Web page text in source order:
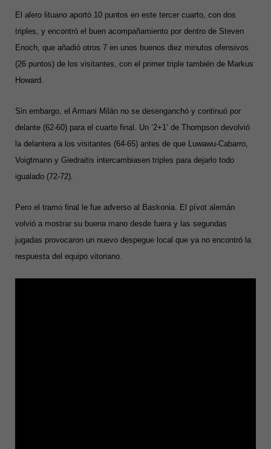
El alero lituano aportó 10 puntos en este tercer cuarto, con dos
triples, y encontró el buen acompañamiento por dentro de Steven
Enoch, que añadió otros 7 en unos buenos diez minutos ofensivos
(26 puntos) de los visitantes, con el primer triple también de Markus
Howard.
Sin embargo, el Armani Milán no se desenganchó y continuó por
delante (62-60) para el cuarto final. Un ‘2+1’ de Thompson devolvió
la delantera a los visitantes (64-65) antes de que Luwawu-Cabarro,
Voigtmann y Giedraitis intercambiasen triples para dejarlo todo
igualado (72-72).
Pero el tramo final le fue adverso al Baskonia. El pívot alemán
volvió a mostrar su buena mano desde fuera y las segundas
jugadas provocaron un nuevo despegue local que ya no encontró la
respuesta del equipo vitoriano.